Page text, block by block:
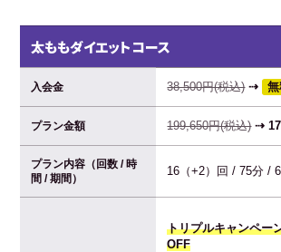
太ももダイエットコース
入会金 38,500円(税込)⇢
プラン金額 199,650円(税込)⇢
プラン内容（回数 / 時
間 / 期間）
16（+2）回 / 75分 /
トリプルキャンペー
OFF